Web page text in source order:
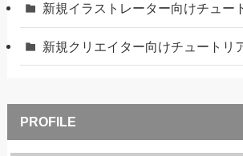
新規イラストレーター向けチュー
新規クリエイター向けチュートリ